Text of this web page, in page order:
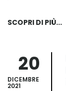
SCOPRI DI PIÙ...
20
DICEMBRE
2021